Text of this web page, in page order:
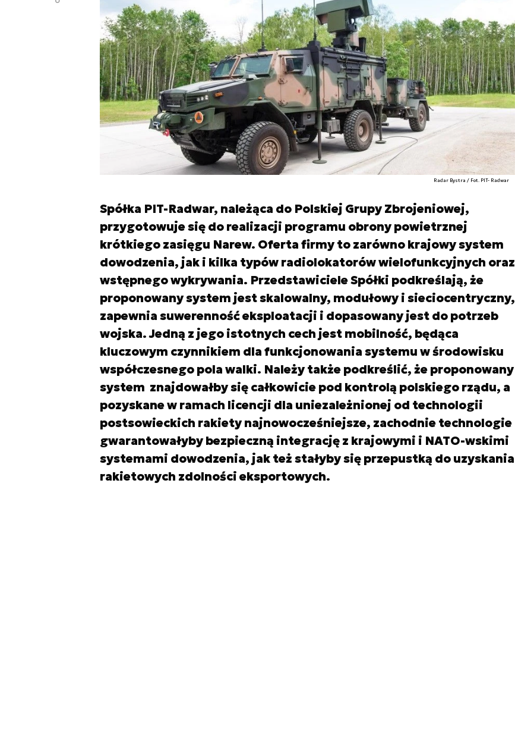
Radar Bystra / Fot. PIT- Radwar
Spółka PIT-Radwar, należąca do Polskiej Grupy Zbrojeniowej,
przygotowuje się do realizacji programu obrony powietrznej
krótkiego zasięgu Narew. Oferta firmy to zarówno krajowy system
dowodzenia, jak i kilka typów radiolokatorów wielofunkcyjnych oraz
wstępnego wykrywania. Przedstawiciele Spółki podkreślają, że
proponowany system jest skalowalny, modułowy i sieciocentryczny,
zapewnia suwerenność eksploatacji i dopasowany jest do potrzeb
wojska. Jedną z jego istotnych cech jest mobilność, będąca
kluczowym czynnikiem dla funkcjonowania systemu w środowisku
współczesnego pola walki. Należy także podkreślić, że proponowany
system znajdowałby się całkowicie pod kontrolą polskiego rządu, a
pozyskane w ramach licencji dla uniezależnionej od technologii
postsowieckich rakiety najnowocześniejsze, zachodnie technologie
gwarantowałyby bezpieczną integrację z krajowymi i NATO-wskimi
systemami dowodzenia, jak też stałyby się przepustką do uzyskania
rakietowych zdolności eksportowych.